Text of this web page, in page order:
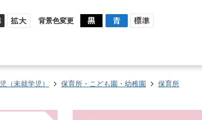
背景色変更
（未就学児） 保育所・こども園・幼稚園
保育所